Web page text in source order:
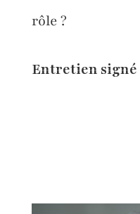
rôle ?
Entretien signé